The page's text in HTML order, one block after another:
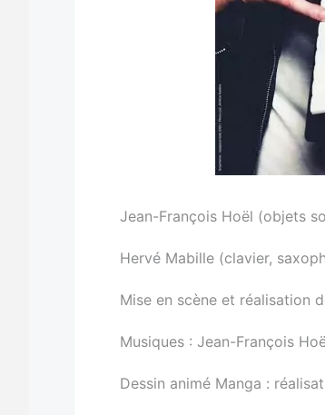
Jean-François Hoël (objets
Hervé Mabille (clavier,
Mise en scène et réalisation
Musiques : Jean-François
Dessin animé Manga :